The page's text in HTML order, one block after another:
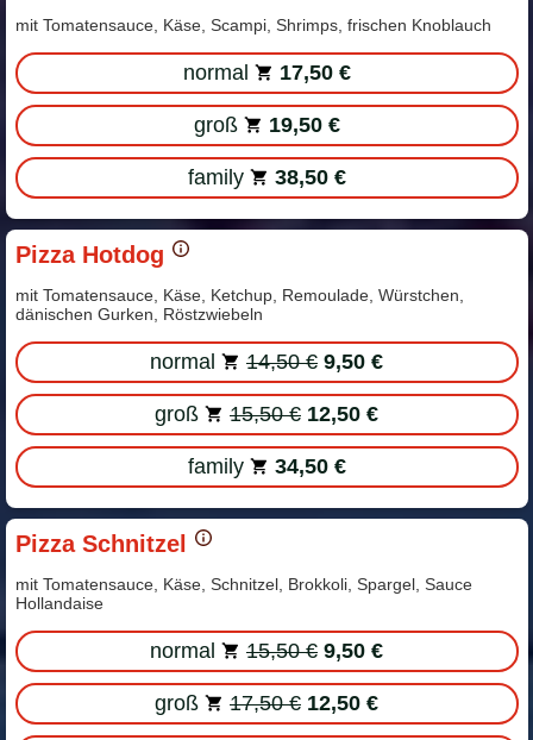
mit Tomatensauce, Käse, Scampi, Shrimps, frischen Knoblauch
normal 17,50 €
groß 19,50 €
family 38,50 €
Pizza Hotdog
mit Tomatensauce, Käse, Ketchup, Remoulade, Würstchen,
dänischen Gurken, Röstzwiebeln
normal 14,50 € 9,50 €
groß 15,50 € 12,50 €
family 34,50 €
Pizza Schnitzel
mit Tomatensauce, Käse, Schnitzel, Brokkoli, Spargel, Sauce
Hollandaise
normal 15,50 € 9,50 €
groß 17,50 € 12,50 €